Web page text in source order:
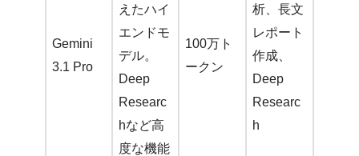
Gemini
3.1 Pro
えたハイ
エンドモ
デル。
Deep
Researc
hなど高
度な機能
100万ト
ークン
析、長文
レポート
作成、
Deep
Researc
h